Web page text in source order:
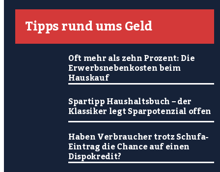
Tipps rund ums Geld
Oft mehr als zehn Prozent: Die
Erwerbsnebenkosten beim
Hauskauf
Spartipp Haushaltsbuch – der
Klassiker legt Sparpotenzial offen
Haben Verbraucher trotz Schufa-
Eintrag die Chance auf einen
Dispokredit?